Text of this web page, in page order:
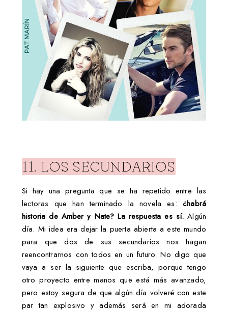
11. LOS SECUNDARIOS
Si hay una pregunta que se ha repetido entre las
lectoras que han terminado la novela es: ¿habrá
historia de Amber y Nate? La respuesta es sí. Algún
día. Mi idea era dejar la puerta abierta a este mundo
para que dos de sus secundarios nos hagan
reencontrarnos con todos en un futuro. No digo que
vaya a ser la siguiente que escriba, porque tengo
otro proyecto entre manos que está más avanzado,
pero estoy segura de que algún día volveré con este
par tan explosivo y además será en mi adorada